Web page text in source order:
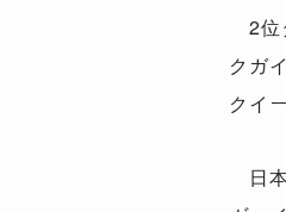
2位
クガ
クイ
日